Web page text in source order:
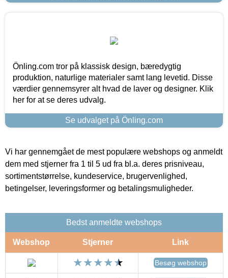
Önling.com tror på klassisk design, bæredygtig
produktion, naturlige materialer samt lang levetid. Disse
værdier gennemsyrer alt hvad de laver og designer. Klik
her for at se deres udvalg.
Se udvalget på Önling.com
Vi har gennemgået de mest populære webshops og anmeldt
dem med stjerner fra 1 til 5 ud fra bl.a. deres prisniveau,
sortimentstørrelse, kundeservice, brugervenlighed,
betingelser, leveringsformer og betalingsmuligheder.
Bedst anmeldte webshops
Webshop Stjerner Link
Besøg webshop